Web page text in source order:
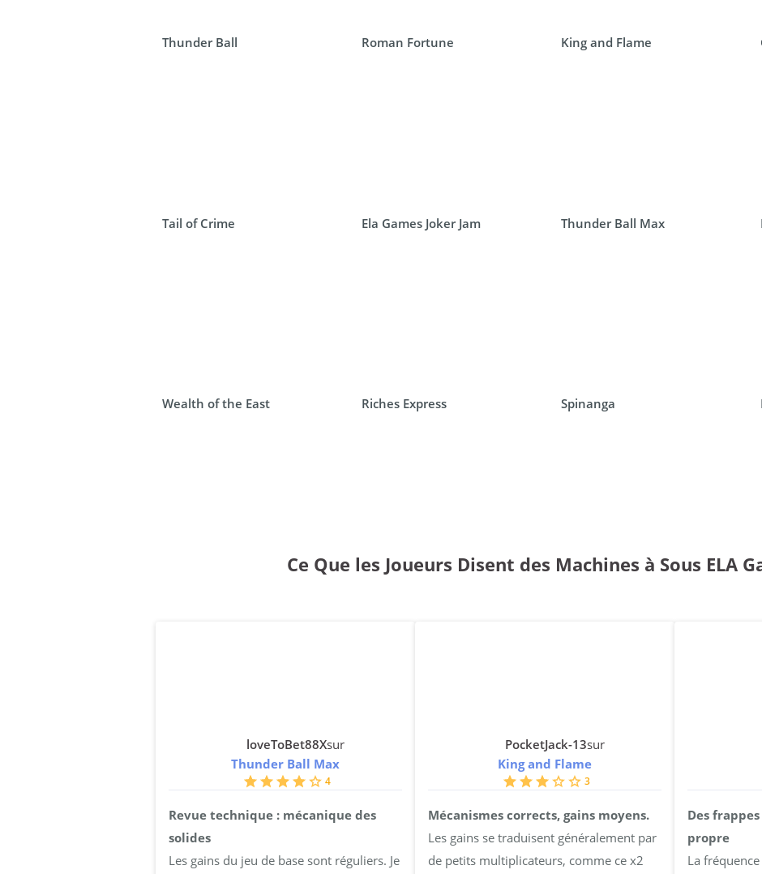
Thunder Ball Roman Fortune King and Flame
Tail of Crime Ela Games Joker Jam Thunder Ball Max
Wealth of the East Riches Express Spinanga
Ce Que les Joueurs Disent des Machines à Sous ELA
loveToBet88Xsur
Thunder Ball Max
4
Revue technique : mécanique des
solides
Les gains du jeu de base sont réguliers. Je
PocketJack-13sur
King and Flame
3
Mécanismes corrects, gains moyens.
Les gains se traduisent généralement par
de petits multiplicateurs, comme ce x2
Des
propre
La